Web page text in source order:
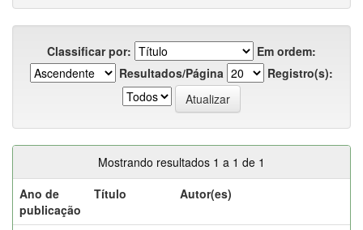
Classificar por:
Em ordem:
Resultados/Página
Registro(s):
Mostrando resultados 1 a 1 de 1
Ano de
publicação
Título Autor(es)